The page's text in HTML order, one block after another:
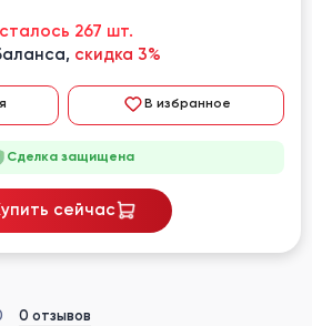
0 отзывов
267 шт.
скидка 3%
В избранное
Сделка защищена
сейчас